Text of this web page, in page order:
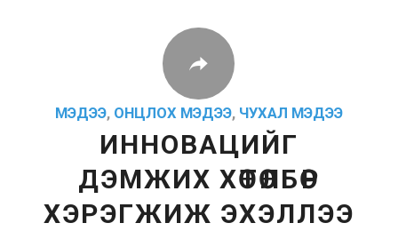
МЭДЭЭ, ОНЦЛОХ МЭДЭЭ, ЧУХАЛ МЭДЭЭ
ИННОВАЦИЙГ
ДЭМЖИХ ХӨТӨЛБӨР
ХЭРЭГЖИЖ ЭХЭЛЛЭЭ